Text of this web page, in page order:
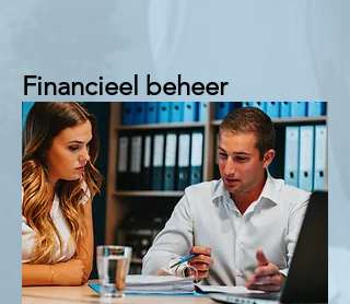
Financieel beheer